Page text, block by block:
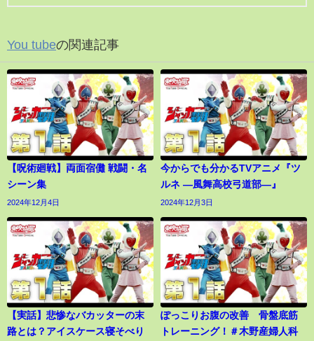
You tubeの関連記事
【呪術廻戦】両面宿儺 戦闘・名
シーン集
2024年12月4日
今からでも分かるTVアニメ『ツ
ルネ ―風舞高校弓道部―』
2024年12月3日
【実話】悲惨なバカッターの末
路とは？アイスケース寝そべり
ぽっこりお腹の改善 骨盤底筋
トレーニング！＃木野産婦人科